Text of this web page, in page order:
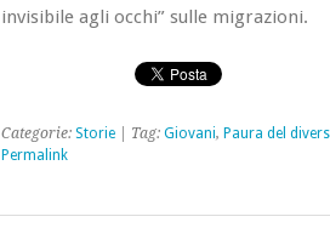
invisibile agli occhi” sulle migrazioni.
Categorie: Storie| Tag: Giovani, Paura del
Permalink